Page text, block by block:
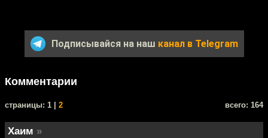
Подписывайся на наш канал в Telegram
Комментарии
cтраницы: 1 | 2 всего: 164
Хаим »